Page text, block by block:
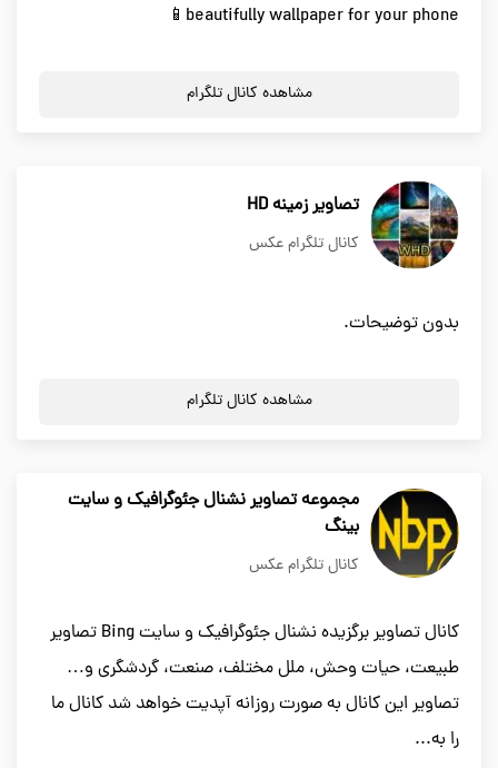
beautifully wallpaper for your phone📱
مشاهده کانال تلگرام
تصاویر زمینه HD
کانال تلگرام عکس
بدون توضیحات.
مشاهده کانال تلگرام
مجموعه تصاویر نشنال جئوگرافیک و سایت
بینگ
کانال تلگرام عکس
کانال تصاویر برگزیده نشنال جئوگرافیک و سایت Bing تصاویر
طبیعت، حیات وحش، ملل مختلف، صنعت، گردشگری و…
تصاویر این کانال به صورت روزانه آپدیت خواهد شد کانال ما
را به...